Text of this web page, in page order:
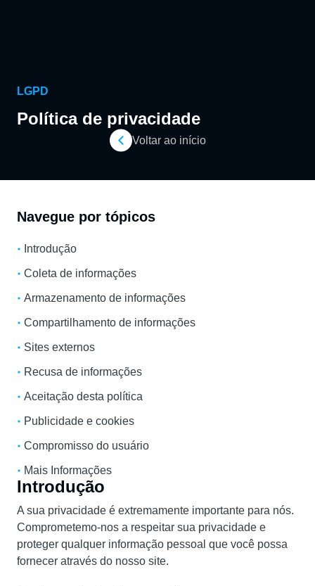
LGPD
Política de privacidade
Voltar ao início
Navegue por tópicos
Introdução
Coleta de informações
Armazenamento de informações
Compartilhamento de informações
Sites externos
Recusa de informações
Aceitação desta política
Publicidade e cookies
Compromisso do usuário
Mais Informações
Introdução
A sua privacidade é extremamente importante para nós.
Comprometemo-nos a respeitar sua privacidade e
proteger qualquer informação pessoal que você possa
fornecer através do nosso site.